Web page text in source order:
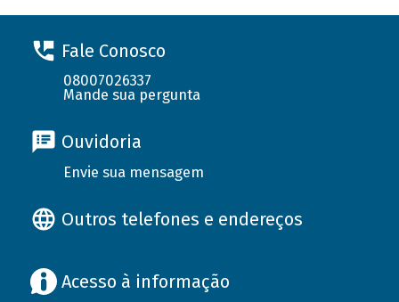
Fale Conosco
08007026337
Mande sua pergunta
Ouvidoria
Envie sua mensagem
Outros telefones e endereços
Acesso à informação